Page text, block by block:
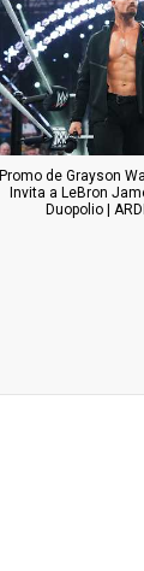
Promo de Grayson
Invita a LeBron
Duopolio |